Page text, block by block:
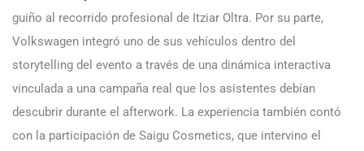
guiño al recorrido profesional de Itziar Oltra. Por su parte,
Volkswagen integró uno de sus vehículos dentro del
storytelling del evento a través de una dinámica interactiva
vinculada a una campaña real que los asistentes debían
descubrir durante el afterwork. La experiencia también contó
con la participación de Saigu Cosmetics, que intervino el